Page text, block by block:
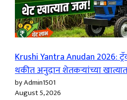
Krushi Yantra Anudan 2026:
थकीत अनुदान शेतकऱ्यांच्या
by Admin1501
August 5, 2026